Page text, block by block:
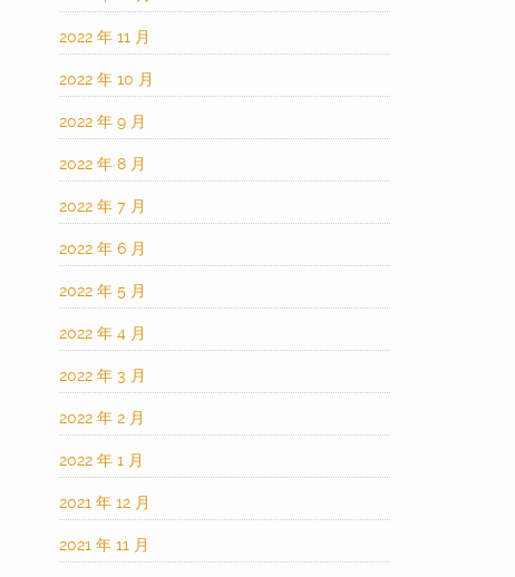
2022 年 11 月
2022 年 10 月
2022 年 9 月
2022 年 8 月
2022 年 7 月
2022 年 6 月
2022 年 5 月
2022 年 4 月
2022 年 3 月
2022 年 2 月
2022 年 1 月
2021 年 12 月
2021 年 11 月